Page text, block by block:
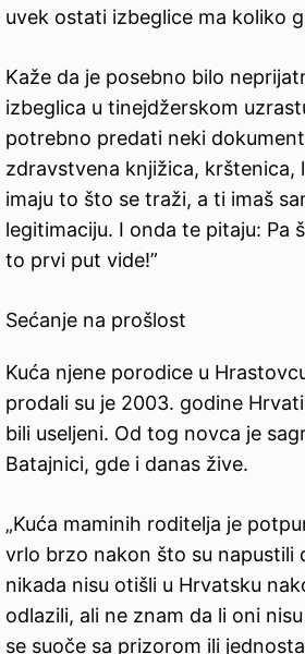
uvek ostati izbeglice ma koliko
Kaže da je posebno bilo
izbeglica u tinejdžerskom
potrebno predati neki
zdravstvena knjižica, krštenica,
imaju to što se traži, a ti imaš
legitimaciju. I onda te pitaju: Pa
to prvi put vide!”
Sećanje na prošlost
Kuća njene porodice u
prodali su je 2003. godine
bili useljeni. Od tog novca je
Batajnici, gde i danas žive.
„Kuća maminih roditelja je
vrlo brzo nakon što su napustili
nikada nisu otišli u Hrvatsku
odlazili, ali ne znam da li oni
se suoče sa prizorom ili